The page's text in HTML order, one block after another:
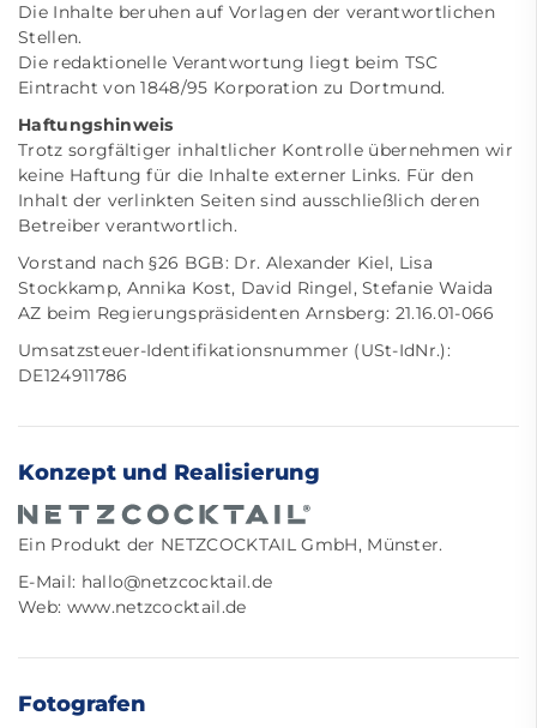
Die Inhalte beruhen auf Vorlagen der verantwortlichen
Stellen.
Die redaktionelle Verantwortung liegt beim TSC
Eintracht von 1848/95 Korporation zu Dortmund.
Haftungshinweis
Trotz sorgfältiger inhaltlicher Kontrolle übernehmen wir
keine Haftung für die Inhalte externer Links. Für den
Inhalt der verlinkten Seiten sind ausschließlich deren
Betreiber verantwortlich.
Vorstand nach §26 BGB: Dr. Alexander Kiel, Lisa
Stockkamp, Annika Kost, David Ringel, Stefanie Waida
AZ beim Regierungspräsidenten Arnsberg: 21.16.01-066
Umsatzsteuer-Identifikationsnummer (USt-IdNr.):
DE124911786
Konzept und Realisierung
Ein Produkt der NETZCOCKTAIL GmbH, Münster.
E-Mail: hallo@netzcocktail.de
Web: www.netzcocktail.de
Fotografen